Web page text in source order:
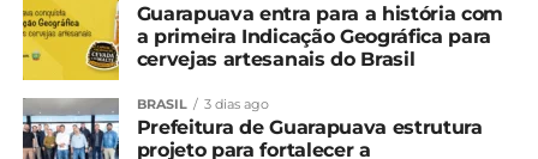
Guarapuava entra para a história com
a primeira Indicação Geográfica para
cervejas artesanais do Brasil
BRASIL 3 dias ago
Prefeitura de Guarapuava estrutura
projeto para fortalecer a